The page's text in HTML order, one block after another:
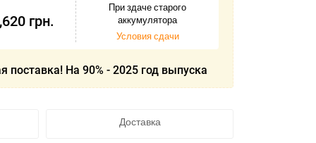
грн.
При здаче старого
аккумулятора
Условия сдачи
поставка! На 90% - 2025 год выпуска
Доставка